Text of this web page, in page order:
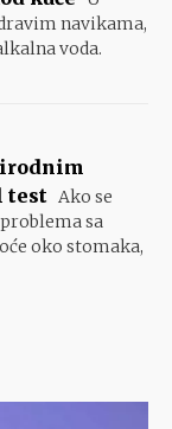
navikama,
voda.
test Ako se
sa
oko stomaka,